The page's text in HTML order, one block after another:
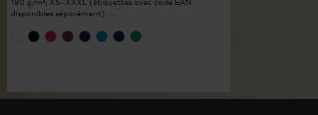
180 g/m², XS–XXXL (étiquettes avec code EAN
disponibles séparément). ...